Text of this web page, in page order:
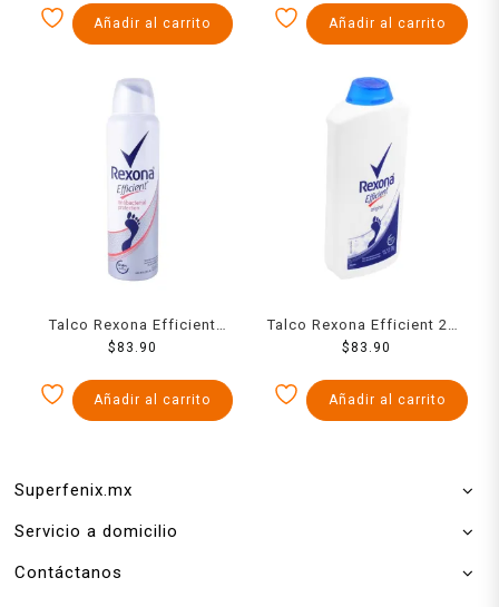
Añadir al carrito Añadir al carrito
Talco Rexona Efficient
Antibacterial Spray 153 Ml
$ 83.90
Añadir al carrito
Talco Rexona Efficient 200
Grs
$ 83.90
Añadir al carrito
Superfenix.mx
Servicio a domicilio
Contáctanos